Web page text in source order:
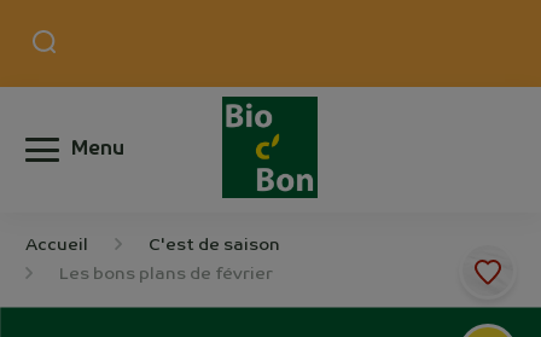
Menu
Accueil
C'est de saison
Les bons plans de février